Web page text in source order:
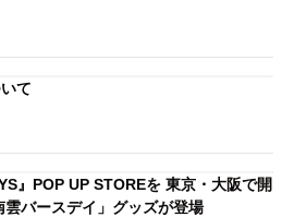
て
』POP UP STOREを 東京・大阪で開
バースデイ」グッズが登場